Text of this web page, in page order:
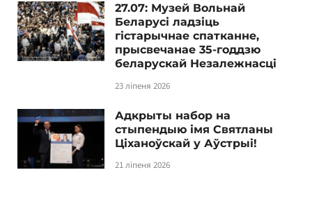
27.07: Музей Вольнай
Беларусі ладзіць
гістарычнае спатканне,
прысвечанае 35-годдзю
беларускай Незалежнасці
23 ліпеня 2026
Адкрыты набор на
стыпендыю імя Святланы
Ціханоўскай у Аўстрыі!
21 ліпеня 2026